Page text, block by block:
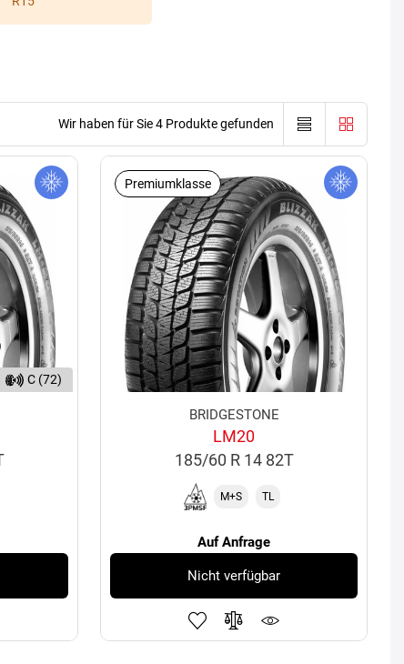
Wir haben für Sie 4 Produkte gefunden
C (72)
Premiumklasse
BRIDGESTONE
LM20
185/60 R 14 82T
M+S TL
Auf Anfrage
Nicht verfügbar